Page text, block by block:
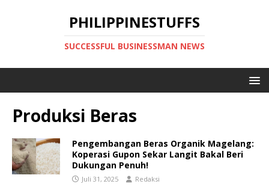
PHILIPPINESTUFFS
SUCCESSFUL BUSINESSMAN NEWS
Produksi Beras
Pengembangan Beras Organik Magelang:
Koperasi Gupon Sekar Langit Bakal Beri
Dukungan Penuh!
Juli 31, 2025 Redaksi